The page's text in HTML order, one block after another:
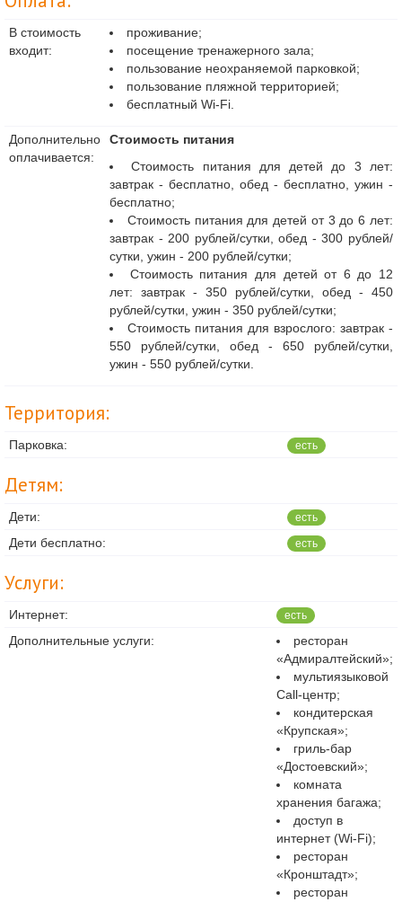
В стоимость
входит:
проживание;
посещение тренажерного зала;
пользование неохраняемой парковкой;
пользование пляжной территорией;
бесплатный Wi-Fi.
Дополнительно
оплачивается:
Стоимость питания
Стоимость питания для детей до 3 лет:
завтрак - бесплатно, обед - бесплатно, ужин -
бесплатно;
Стоимость питания для детей от 3 до 6 лет:
завтрак - 200 рублей/сутки, обед - 300 рублей/
сутки, ужин - 200 рублей/сутки;
Стоимость питания для детей от 6 до 12
лет: завтрак - 350 рублей/сутки, обед - 450
рублей/сутки, ужин - 350 рублей/сутки;
Стоимость питания для взрослого: завтрак -
550 рублей/сутки, обед - 650 рублей/сутки,
ужин - 550 рублей/сутки.
Территория:
Парковка: есть
Детям:
Дети: есть
Дети бесплатно: есть
Услуги:
Интернет: есть
Дополнительные услуги:
ресторан
«Адмиралтейский»;
мультиязыковой
Call-центр;
кондитерская
«Крупская»;
гриль-бар
«Достоевский»;
комната
хранения багажа;
доступ в
интернет (Wi-Fi);
ресторан
«Кронштадт»;
ресторан